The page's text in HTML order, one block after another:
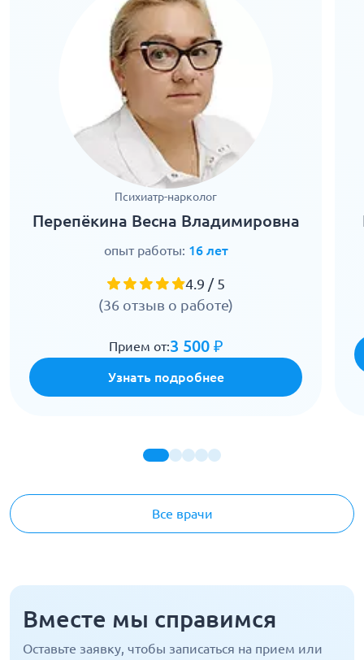
Все врачи
Психиатр-нарколог
Перепёкина Весна Владимировна
опыт работы: 16 лет
4.9 / 5
(36 отзыв о работе)
Прием от:3 500 ₽
Узнать подробнее
Вместе мы справимся
Оставьте заявку, чтобы записаться на прием или